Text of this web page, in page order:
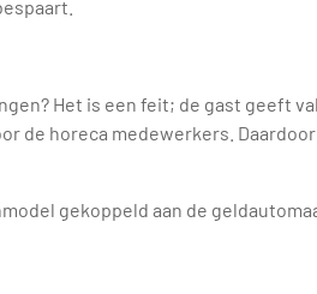
Het is een feit; de gast geeft
de horeca medewerkers.
gekoppeld aan de